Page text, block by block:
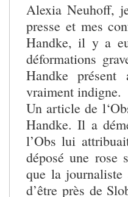
Alexia Neuhoff,
presse et mes
Handke, il y a
déformations
Handke
vraiment indigne.
Un article de
Handke. Il a
l’Obs lui
déposé une rose
que la
d’être près de